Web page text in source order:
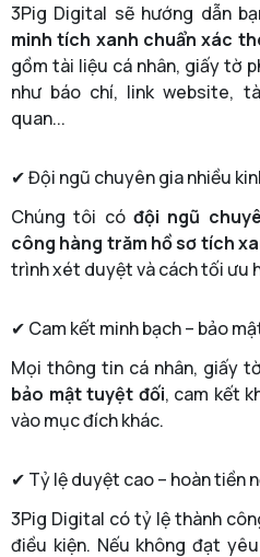
3Pig Digital sẽ hướng dẫn
minh tích xanh chuẩn xác
gồm tài liệu cá nhân, giấy tờ
như báo chí, link website,
quan...
✔ Đội ngũ chuyên gia nhiều
Chúng tôi có đội ngũ
công hàng trăm hồ sơ tích
trình xét duyệt và cách tối ưu
✔ Cam kết minh bạch – bảo
Mọi thông tin cá nhân, giấy
bảo mật tuyệt đối, cam kết
vào mục đích khác.
✔ Tỷ lệ duyệt cao – hoàn tiền
3Pig Digital có tỷ lệ thành
điều kiện. Nếu không đạt